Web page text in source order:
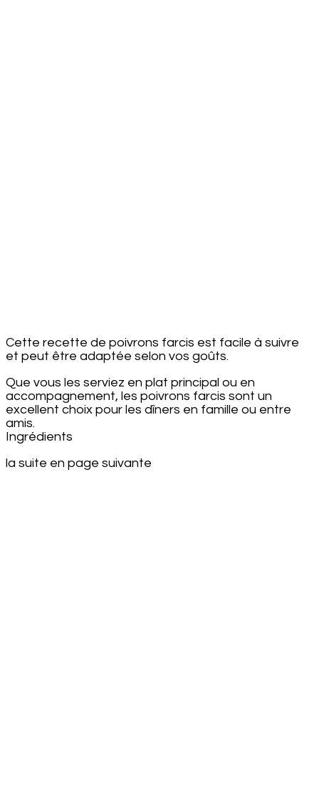
Cette recette de poivrons farcis est facile à suivre
et peut être adaptée selon vos goûts.
Que vous les serviez en plat principal ou en
accompagnement, les poivrons farcis sont un
excellent choix pour les dîners en famille ou entre
amis.
Ingrédients
la suite en page suivante